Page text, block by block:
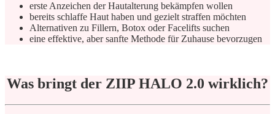
erste Anzeichen der Hautalterung bekämpfen wollen
bereits schlaffe Haut haben und gezielt straffen möchten
Alternativen zu Fillern, Botox oder Facelifts suchen
eine effektive, aber sanfte Methode für Zuhause bevorzugen
Was bringt der ZIIP HALO 2.0 wirklich?